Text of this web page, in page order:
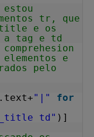
tr, que
e os
a tag e td
e
pelo
"|"
for
td" )]